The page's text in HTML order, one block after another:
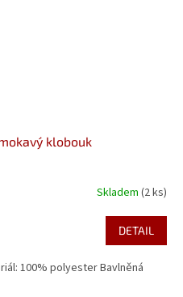
klobouk
Skladem (2 ks)
DETAIL
100% polyester Bavlněná